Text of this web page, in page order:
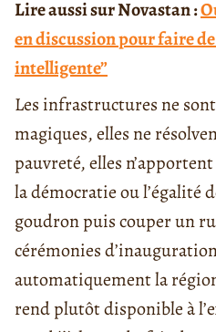
Lire aussi sur Novastan :
en discussion pour faire
intelligente”
Les infrastructures ne
magiques, elles ne
pauvreté, elles
la démocratie ou l’égalité
goudron puis couper un
cérémonies
automatiquement la
rend plutôt disponible à